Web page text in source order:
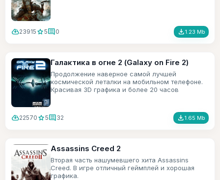
cloud_download23915 star5comment0 file_download1.23 Mb
Галактика в огне 2 (Galaxy on Fire 2)
Продолжение наверное самой лучшей
космической леталки на мобильном телефоне.
Красивая 3D графика и более 20 часов
cloud_download22570 star5comment32 file_download1.65 Mb
Assassins Creed 2
Вторая часть нашумевшего хита Assassins
Creed. В игре отличный геймплей и хорошая
графика.